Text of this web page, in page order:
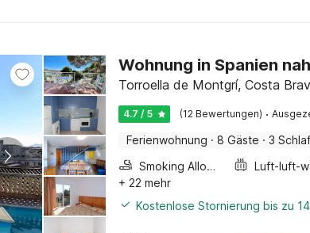
Wohnung in Spanien
Torroella de Montgrí, Costa
4.7 / 5 (12 Bewertungen) ·
Ferienwohnung · 8 Gäste · 3
Smoking Allowed
+ 22 mehr
Kostenlose Stornierung bis zu